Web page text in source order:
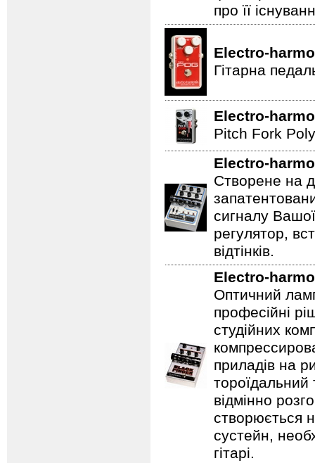
про її
Electro-
Гітарна
Electro-
Pitch Fork
Electro-
Створене на
сигналу
регулятор,
відтінків.
Electro-
Оптичний
професійні
студійних
приладів на
відмінно
створюється
сустейн,
гітарі.